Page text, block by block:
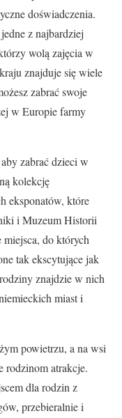
doświadczenia.
z najbardziej
wolą zajęcia w
znajduje się wiele
zabrać swoje
w Europie farmy
zabrać dzieci w
kolekcję
eksponatów, które
i Muzeum Historii
do których
tak ekscytujące jak
znajdzie w nich
miast i
powietrzu, a na wsi
rodzinom atrakcje.
dla rodzin z
przebieralnie i